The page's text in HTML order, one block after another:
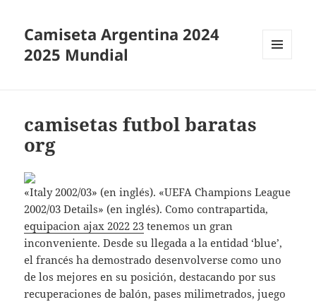
Camiseta Argentina 2024
2025 Mundial
camisetas futbol baratas
org
«Italy 2002/03» (en inglés). «UEFA Champions League
2002/03 Details» (en inglés). Como contrapartida,
equipacion ajax 2022 23 tenemos un gran
inconveniente. Desde su llegada a la entidad ‘blue’,
el francés ha demostrado desenvolverse como uno
de los mejores en su posición, destacando por sus
recuperaciones de balón, pases milimetrados, juego